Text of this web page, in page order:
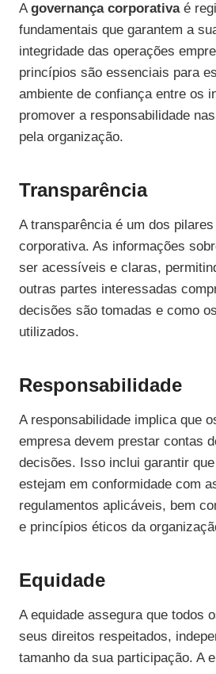
Agovernança corporativaé
fundamentais que garantem a
integridade das operações
princípios são essenciais para
ambiente de confiança entre os
promover a responsabilidade
pela organização.
Transparência
A transparência é um dos
corporativa. As informações
ser acessíveis e claras,
outras partes interessadas
decisões são tomadas e como
utilizados.
Responsabilidade
A responsabilidade implica que
empresa devem prestar contas
decisões. Isso inclui garantir
estejam em conformidade com
regulamentos aplicáveis, bem
e princípios éticos da
Equidade
A equidade assegura que todos
seus direitos respeitados,
tamanho da sua participação. A